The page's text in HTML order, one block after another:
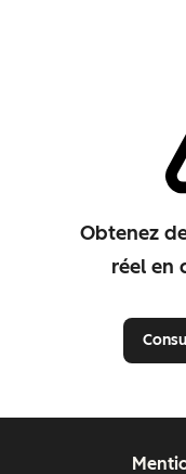
Obtenez
réel en